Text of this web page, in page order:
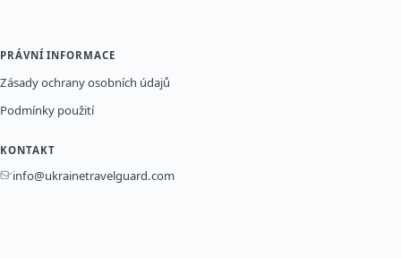
PRÁVNÍ INFORMACE
Zásady ochrany osobních údajů
Podmínky použití
KONTAKT
info@ukrainetravelguard.com